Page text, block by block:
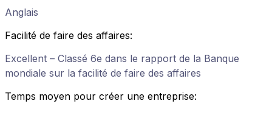
Anglais
Facilité de faire des affaires:
Excellent – Classé 6e dans le rapport de la Banque
mondiale sur la facilité de faire des affaires
Temps moyen pour créer une entreprise: